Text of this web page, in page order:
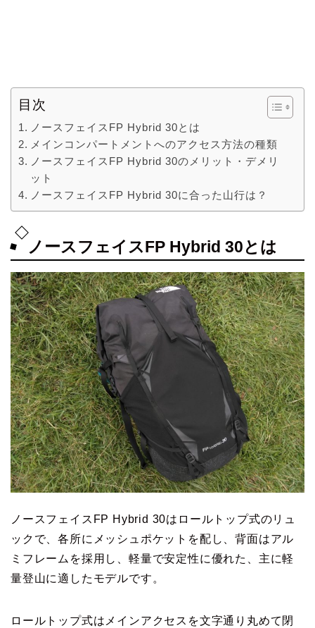
目次
ノースフェイスFP Hybrid 30とは
メインコンパートメントへのアクセス方法の種類
ノースフェイスFP Hybrid 30のメリット・デメリ
ット
ノースフェイスFP Hybrid 30に合った山行は？
ノースフェイスFP Hybrid 30とは
ノースフェイスFP Hybrid 30はロールトップ式のリュ
ックで、各所にメッシュポケットを配し、背面はアル
ミフレームを採用し、軽量で安定性に優れた、主に軽
量登山に適したモデルです。
ロールトップ式はメインアクセスを文字通り丸めて閉